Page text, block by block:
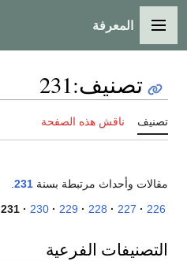
القائمة الرئيسية
المعرفة
تصنيف:
231
تصنيف ناقش هذه الصفحة
مقالات وأحداث مرتبطة بسنة 231
226
227
228
229
230
231
التصنيفات الفرعية